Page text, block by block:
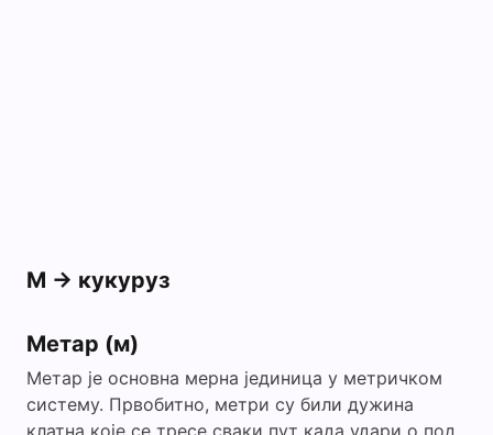
М -> кукуруз
Метар (м)
Метар је основна мерна јединица у метричком
систему. Првобитно, метри су били дужина